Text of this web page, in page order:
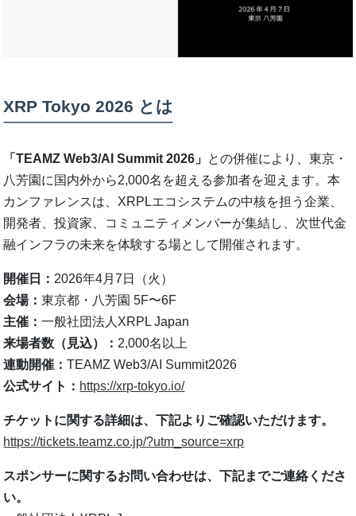
XRP Tokyo 2026 とは
「TEAMZ Web3/AI Summit 2026」 との併催により、東京・
八芳園に国内外から2,000名を超える参加者を迎えます。本
カンファレンスは、XRPLエコシステムの中核を担う企業、
開発者、投資家、コミュニティメンバーが集結し、次世代金
融インフラの未来を体験する場として開催されます。
開催日：2026年4月7日（火）
会場：東京都・八芳園 5F〜6F
主催：一般社団法人XRPL Japan
来場者数（見込）：2,000名以上
連動開催：TEAMZ Web3/AI Summit2026
公式サイト： https://xrp-tokyo.io/
チケットに関する詳細は、下記よりご確認いただけます。
https://tickets.teamz.co.jp/?utm_source=xrp
スポンサーに関するお問い合わせは、下記までご連絡くださ
い。